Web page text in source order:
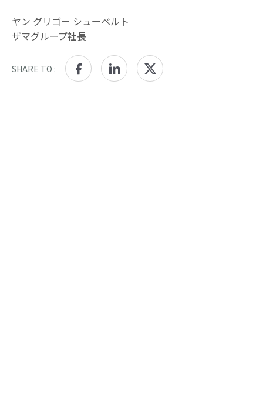
ヤン グリゴー シューベルト
ザマグループ社長
SHARE TO :